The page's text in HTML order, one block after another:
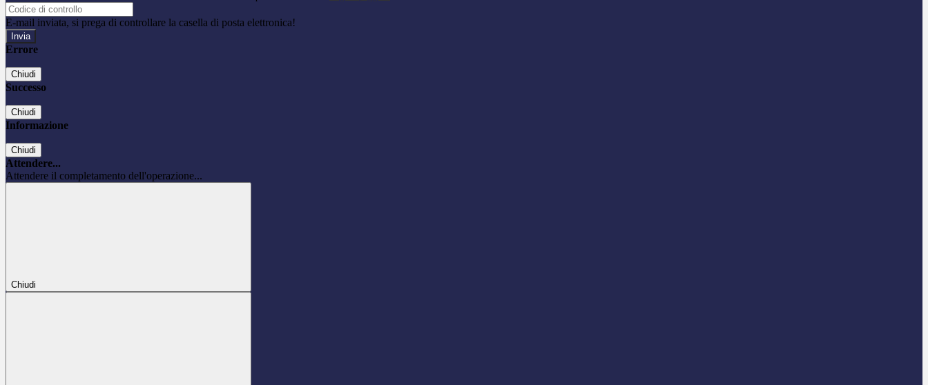
E-mail inviata, si prega di controllare la casella di posta elettronica!
Errore
Chiudi
Successo
Chiudi
Informazione
Chiudi
Attendere...
Attendere il completamento dell'operazione...
Chiudi